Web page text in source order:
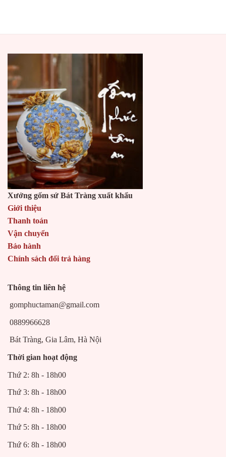
Xưởng gốm sứ Bát Tràng xuất khẩu
Giới thiệu
Thanh toán
Vận chuyển
Bảo hành
Chính sách đổi trả hàng
Thông tin liên hệ
gomphuctaman@gmail.com
0889966628
Bát Tràng, Gia Lâm, Hà Nội
Thời gian hoạt động
Thứ 2: 8h - 18h00
Thứ 3: 8h - 18h00
Thứ 4: 8h - 18h00
Thứ 5: 8h - 18h00
Thứ 6: 8h - 18h00